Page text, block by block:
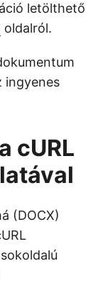
letölthető
oldalról.
ingyenes
cURL
(DOCX)